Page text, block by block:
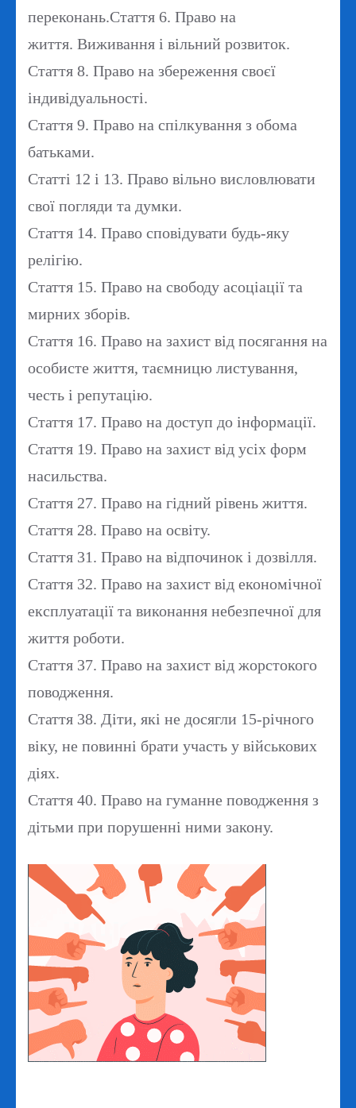
переконань.Стаття 6. Право на
життя. Виживання і вільний розвиток.
Стаття 8. Право на збереження своєї
індивідуальності.
Стаття 9. Право на спілкування з обома
батьками.
Статті 12 і 13. Право вільно висловлювати
свої погляди та думки.
Стаття 14. Право сповідувати будь-яку
релігію.
Стаття 15. Право на свободу асоціації та
мирних зборів.
Стаття 16. Право на захист від посягання на
особисте життя, таємницю листування,
честь і репутацію.
Стаття 17. Право на доступ до інформації.
Стаття 19. Право на захист від усіх форм
насильства.
Стаття 27. Право на гідний рівень життя.
Стаття 28. Право на освіту.
Стаття 31. Право на відпочинок і дозвілля.
Стаття 32. Право на захист від економічної
експлуатації та виконання небезпечної для
життя роботи.
Стаття 37. Право на захист від жорстокого
поводження.
Стаття 38. Діти, які не досягли 15-річного
віку, не повинні брати участь у військових
діях.
Стаття 40. Право на гуманне поводження з
дітьми при порушенні ними закону.